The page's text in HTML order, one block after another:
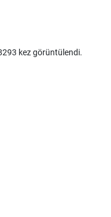
kez görüntülendi.